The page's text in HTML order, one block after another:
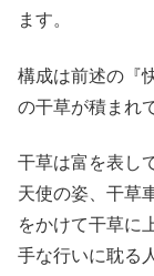
ます。
構成は前述の『
の干草が積まれ
干草は富を表し
天使の姿、干草
をかけて干草に
手な行いに耽る